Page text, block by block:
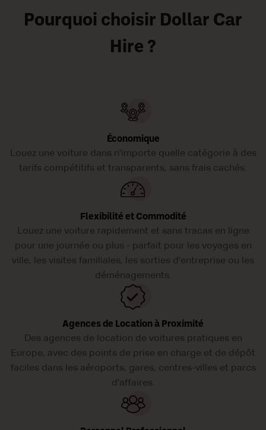
manuelle. Et à des tarifs irrésistiblement bas pour que vos
déplacements à n’obèrent pas votre budget ! Réservez votre voiture
de location Dollar Car Rental à Paris Porte Maillot Downtown dès
Pourquoi choisir Dollar Car
Hire ?
Économique
Louez une voiture dans n'importe quelle catégorie à des
tarifs compétitifs et transparents, sans frais cachés.
Flexibilité et Commodité
Louez une voiture rapidement et sans tracas en ligne
pour une journée ou plus - parfait pour les voyages en
ville, les visites familiales, les sorties d'entreprise ou les
déménagements.
Agences de Location à Proximité
Des agences de location de voitures pratiques en
Europe, avec des points de prise en charge et de dépôt
faciles dans les aéroports, gares, centres-villes et parcs
d'affaires.